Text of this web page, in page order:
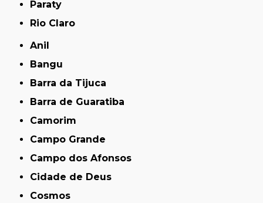
Paraty
Rio Claro
Anil
Bangu
Barra da Tijuca
Barra de Guaratiba
Camorim
Campo Grande
Campo dos Afonsos
Cidade de Deus
Cosmos